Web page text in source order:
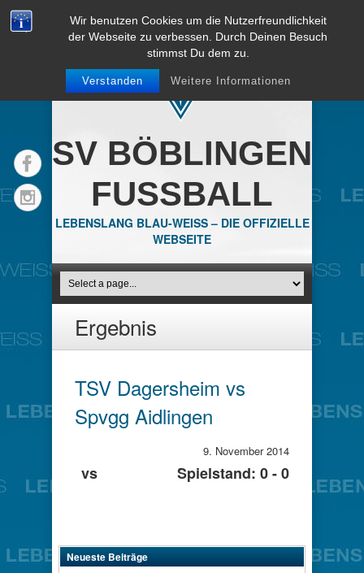
Wir benutzen Cookies um die Nutzerfreundlichkeit
der Webseite zu verbessen. Durch Deinen Besuch
stimmst Du dem zu.
Verstanden Weitere Informationen
SV BÖBLINGEN
FUSSBALL
LEBENSLANG BLAU-WEISS – DIE OFFIZIELLE
WEBSEITE
Ergebnis
TSV Dagersheim vs
Spvgg Aidlingen
vs
9. November 2014
Spielstand: 0 - 0
Neueste Beiträge